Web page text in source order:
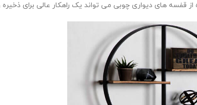
های دیواری چوبی می تواند یک راهکار عالی برای